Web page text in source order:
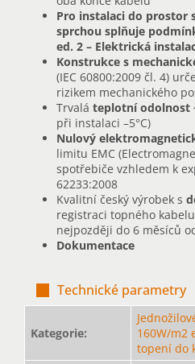
Pro instalaci do prostor
sprchou splňuje
ed. 2 – Elektrická
Konstrukce s
(IEC 60800:2009 čl. 4)
rizikem mechanického
Trvalá teplotní odolnost
při instalaci –5°C)
Nulový
limitu EMC
spotřebiče vzhledem k
62233:2008
Kvalitní český výrobek s
registraci topného
nejpozději do 6 měsíců
Dokumentace
Technické parametry
Kategorie:
160W/m2
topení do